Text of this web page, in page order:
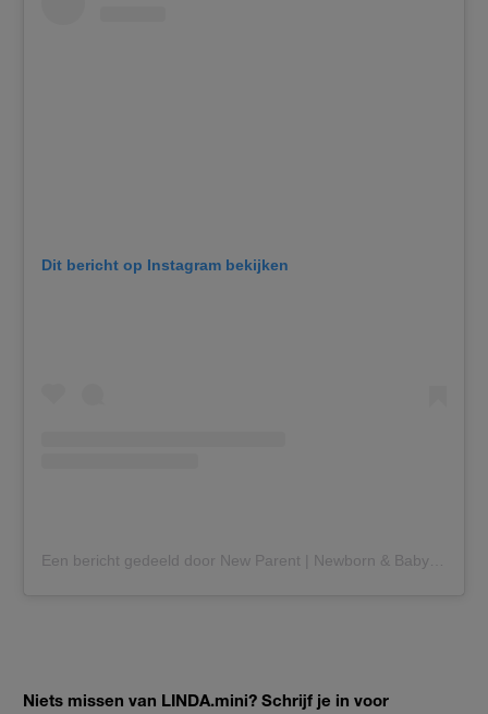
Dit bericht op Instagram bekijken
Een bericht gedeeld door New Parent | Newborn & Baby Care | Starter Kit (@newlymomly)
Niets missen van LINDA.mini? Schrijf je in voor